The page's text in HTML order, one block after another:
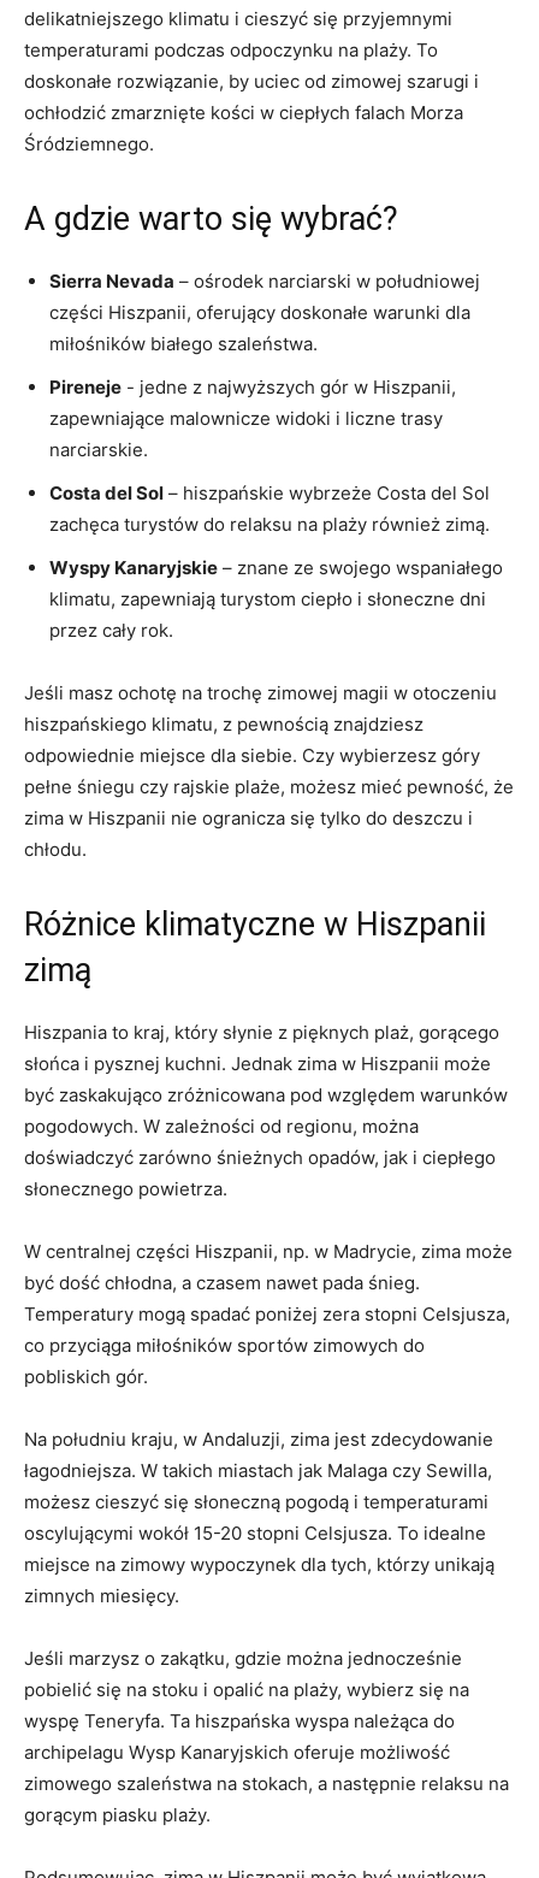
delikatniejszego klimatu ‍i cieszyć się ‍przyjemnymi
temperaturami ⁣podczas odpoczynku na⁣ plaży. To
doskonałe rozwiązanie, by uciec od zimowej szarugi i
ochłodzić zmarznięte kości⁢ w ciepłych falach Morza​
Śródziemnego.
A gdzie warto się wybrać?
Sierra Nevada – ośrodek narciarski w południowej⁣
części ⁢Hiszpanii, oferujący doskonałe warunki dla
miłośników białego szaleństwa.
Pireneje ‍- jedne z⁤ najwyższych gór w Hiszpanii,
⁣zapewniające ⁣malownicze widoki i liczne trasy
narciarskie.
Costa del‍ Sol – hiszpańskie wybrzeże‍ Costa ⁣del ​Sol
zachęca ​turystów do ‌relaksu na plaży również zimą.
Wyspy Kanaryjskie – ⁣znane ze swojego wspaniałego
klimatu, zapewniają turystom ciepło i słoneczne dni
przez cały rok.
Jeśli masz ochotę na trochę zimowej magii w otoczeniu
hiszpańskiego klimatu, ⁣z​ pewnością⁢ znajdziesz
⁢odpowiednie miejsce⁤ dla siebie. Czy wybierzesz⁣ góry
pełne śniegu ‌czy rajskie ‍plaże, możesz mieć⁣ pewność, że
zima w⁤ Hiszpanii ‍nie ogranicza się tylko do deszczu i
chłodu.
Różnice klimatyczne⁤ w Hiszpanii
zimą
Hiszpania ⁤to kraj, który słynie z‍ pięknych plaż, gorącego
słońca i pysznej ⁢kuchni. Jednak zima‍ w Hiszpanii może
być zaskakująco zróżnicowana pod względem warunków
pogodowych. W zależności od regionu, można
doświadczyć zarówno śnieżnych opadów,​ jak i ciepłego
słonecznego powietrza.
W centralnej części Hiszpanii, np. w Madrycie, zima może
być dość chłodna, a czasem nawet pada śnieg.
Temperatury mogą spadać⁤ poniżej zera stopni Celsjusza,
co przyciąga miłośników sportów ‍zimowych ⁤do
pobliskich gór.
Na południu kraju, ⁤w Andaluzji, ⁢zima jest zdecydowanie
łagodniejsza.​ W takich miastach jak Malaga czy Sewilla,
możesz cieszyć się słoneczną ​pogodą i temperaturami
oscylującymi wokół 15-20 stopni Celsjusza. To ⁤idealne
miejsce ​na zimowy wypoczynek dla‍ tych, którzy unikają
zimnych miesięcy.
Jeśli marzysz o zakątku, gdzie można jednocześnie ​
pobielić się na stoku i ⁢opalić na plaży, wybierz się‍ na⁣
wyspę Teneryfa. Ta hiszpańska wyspa należąca ‌do
archipelagu Wysp ‍Kanaryjskich ⁢oferuje możliwość
⁢zimowego ‍szaleństwa na​ stokach,‌ a następnie⁢ relaksu na
gorącym piasku plaży.